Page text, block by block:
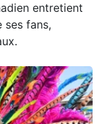
entretient
ses fans,